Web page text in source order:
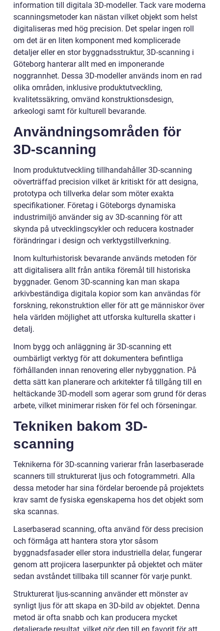
information till digitala 3D-modeller. Tack vare moderna
scanningsmetoder kan nästan vilket objekt som helst
digitaliseras med hög precision. Det spelar ingen roll
om det är en liten komponent med komplicerade
detaljer eller en stor byggnadsstruktur, 3D-scanning i
Göteborg hanterar allt med en imponerande
noggrannhet. Dessa 3D-modeller används inom en rad
olika områden, inklusive produktutveckling,
kvalitetssäkring, omvänd konstruktionsdesign,
arkeologi samt för kulturell bevarande.
Användningsområden för
3D-scanning
Inom produktutveckling tillhandahåller 3D-scanning
oöverträffad precision vilket är kritiskt för att designa,
prototypa och tillverka delar som möter exakta
specifikationer. Företag i Göteborgs dynamiska
industrimiljö använder sig av 3D-scanning för att
skynda på utvecklingscykler och reducera kostnader
förändringar i design och verktygstillverkning.
Inom kulturhistorisk bevarande används metoden för
att digitalisera allt från antika föremål till historiska
byggnader. Genom 3D-scanning kan man skapa
arkivbeständiga digitala kopior som kan användas för
forskning, rekonstruktion eller för att ge människor över
hela världen möjlighet att utforska kulturella skatter i
detalj.
Inom bygg och anläggning är 3D-scanning ett
oumbärligt verktyg för att dokumentera befintliga
förhållanden innan renovering eller nybyggnation. På
detta sätt kan planerare och arkitekter få tillgång till en
heltäckande 3D-modell som agerar som grund för deras
arbete, vilket minimerar risken för fel och förseningar.
Tekniken bakom 3D-
scanning
Teknikerna för 3D-scanning varierar från laserbaserade
scanners till strukturerat ljus och fotogrammetri. Alla
dessa metoder har sina fördelar beroende på projektets
krav samt de fysiska egenskaperna hos det objekt som
ska scannas.
Laserbaserad scanning, ofta använd för dess precision
och förmåga att hantera stora ytor såsom
byggnadsfasader eller stora industriella delar, fungerar
genom att projicera laserpunkter på objektet och mäter
sedan avståndet tillbaka till scanner för varje punkt.
Strukturerat ljus-scanning använder ett mönster av
synligt ljus för att skapa en 3D-bild av objektet. Denna
metod är ofta snabb och kan producera mycket